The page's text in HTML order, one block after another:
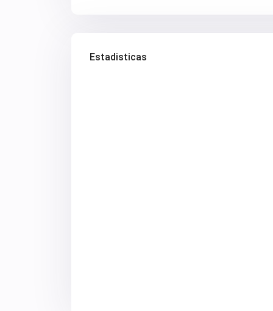
Estadisticas